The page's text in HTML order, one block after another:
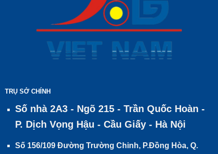
TRỤ SỞ CHÍNH
Số nhà 2A3 - Ngõ 215 - Trần Quốc Hoàn -
P. Dịch Vọng Hậu - Cầu Giấy - Hà Nội
Số 156/109 Đường Trường Chinh, P.Đồng Hòa, Q.